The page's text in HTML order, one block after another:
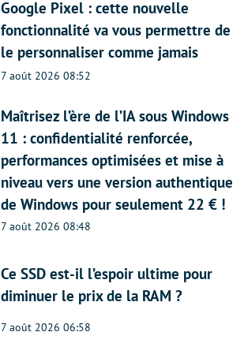
Google Pixel : cette nouvelle
fonctionnalité va vous permettre de
le personnaliser comme jamais
7 août 2026 08:52
Maîtrisez l’ère de l’IA sous Windows
11 : confidentialité renforcée,
performances optimisées et mise à
niveau vers une version authentique
de Windows pour seulement 22 € !
7 août 2026 08:48
Ce SSD est-il l’espoir ultime pour
diminuer le prix de la RAM ?
7 août 2026 06:58